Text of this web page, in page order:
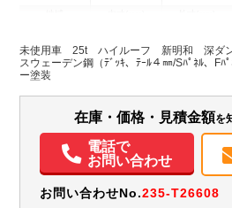
広島県
W:2,250
H:1,700
W:2,490
H:3,750
パワステ パワーウィンドウ
未使用車 25t ハイルーフ 新明和 深ダ
スウェーデン鋼（ﾃﾞｯｷ、ﾃｰﾙ４㎜/Sﾊﾟﾈﾙ、
ー塗装
在庫・価格・見積金額を
電話で
お問い合わせ
お問い合わせNo.235-T26608